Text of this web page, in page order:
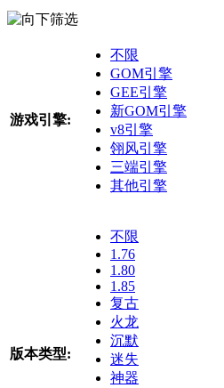
筛选
游戏引擎:
不限
GOM引擎
GEE引擎
新GOM引擎
v8引擎
翎风引擎
三端引擎
其他引擎
版本类型:
不限
1.76
1.80
1.85
复古
火龙
沉默
迷失
神器